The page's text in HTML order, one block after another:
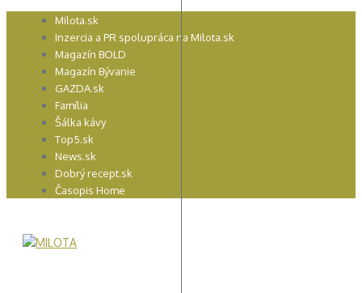
Preskočiť Milota.sk
Inzercia a PR spolupráca na Milota.sk
Magazín BOLD
Magazín Bývanie
GAZDA.sk
Família
Šálka kávy
Top5.sk
News.sk
Dobrý recept.sk
Časopis Home